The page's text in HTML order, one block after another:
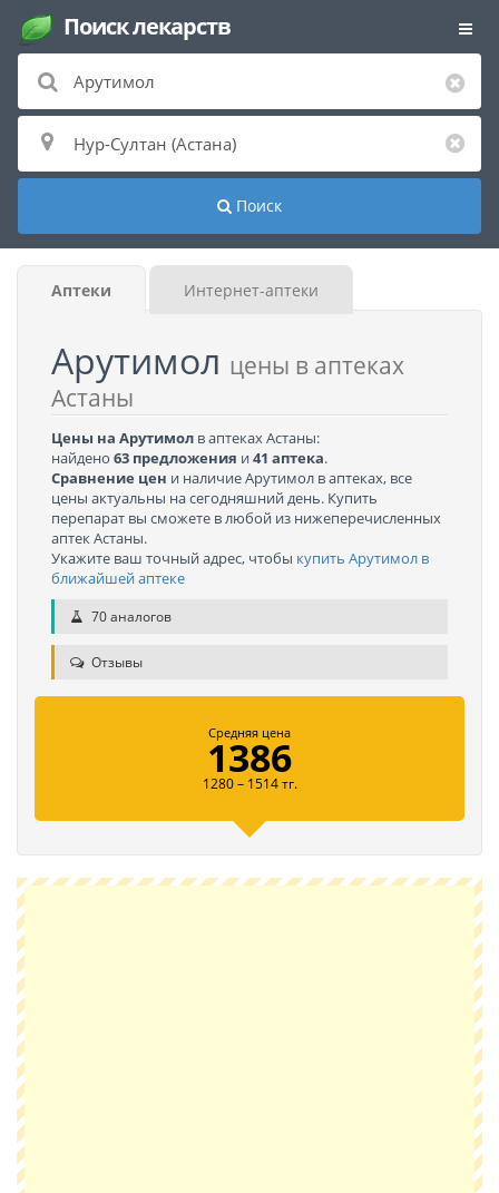
Поиск лекарств
Поиск
Аптеки Интернет-аптеки
Арутимол цены в аптеках
Астаны
Цены на Арутимол в аптеках Астаны:
найдено 63 предложения и41 аптека.
Сравнение цен и наличие Арутимол в аптеках, все
цены актуальны на сегодняшний день. Купить
перепарат вы сможете в любой из нижеперечисленных
аптек Астаны.
Укажите ваш точный адрес, чтобы купить Арутимол в
ближайшей аптеке
70 аналогов
Отзывы
Средняя цена
1386
1280 – 1514 тг.